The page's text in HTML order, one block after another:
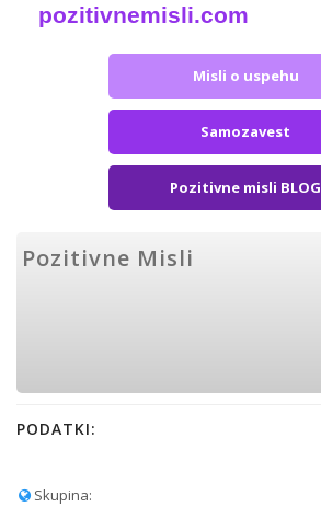
pozitivnemisli.com
Misli o uspehu
Samozavest
Pozitivne misli BLOG
Pozitivne Misli
PODATKI:
Skupina: